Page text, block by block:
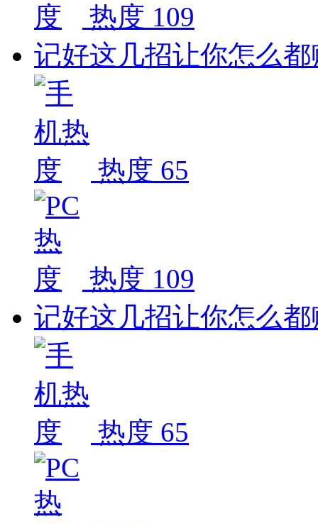
热度 109
记好这几招让你怎么
热度 65
热度 109
记好这几招让你怎么
热度 65